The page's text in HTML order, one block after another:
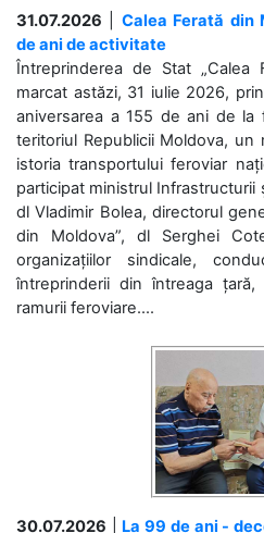
31.07.2026
Calea Ferată din
de ani de activitate
Întreprinderea de Stat „Calea
marcat astăzi, 31 iulie 2026,
aniversarea a 155 de ani de la
teritoriul Republicii Moldova,
istoria transportului feroviar
participat ministrul Infrastructurii
dl Vladimir Bolea, directorul
din Moldova”, dl Serghei
organizațiilor sindicale,
întreprinderii din întreaga
ramurii feroviare....
30.07.2026 La 99 de ani -